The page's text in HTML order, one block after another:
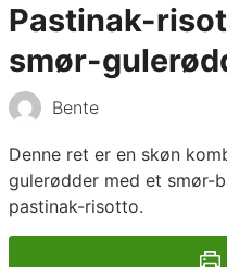
Pastinak-
smør-
Bente
Denne ret er en skøn
gulerødder med et smør-
pastinak-risotto.